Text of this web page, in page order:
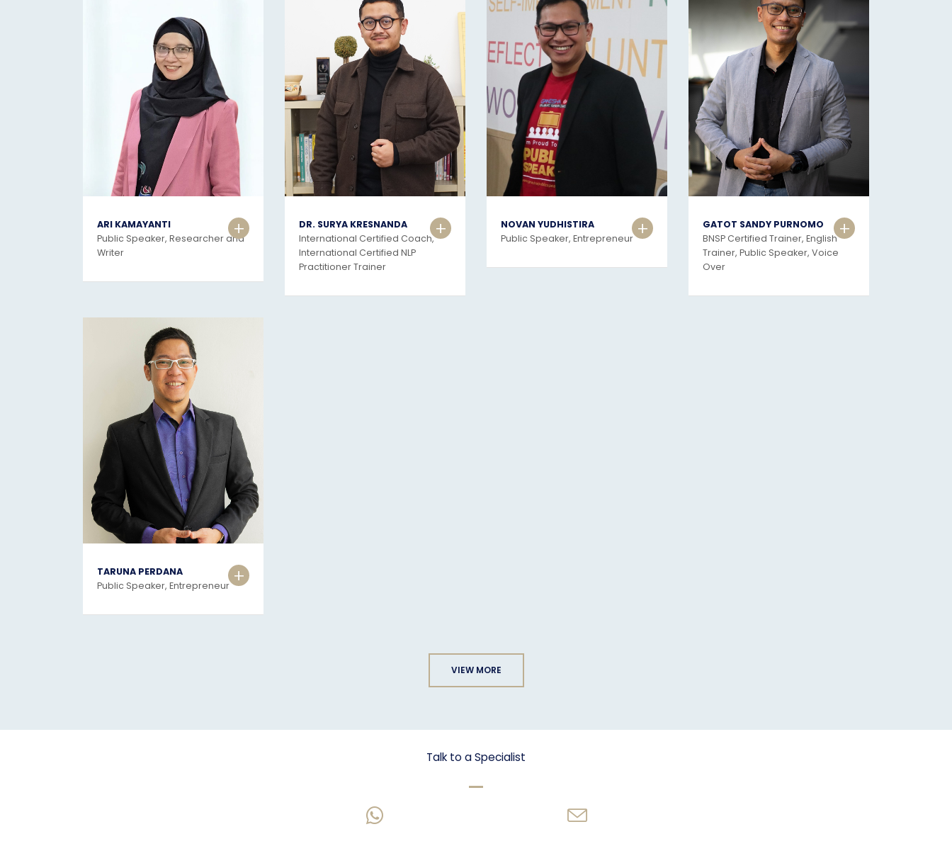
ARI KAMAYANTI
Public Speaker, Researcher and
Writer
+
DR. SURYA KRESNANDA
International Certified Coach,
International Certified NLP
Practitioner Trainer
+
NOVAN YUDHISTIRA
Public Speaker, Entrepreneur +
GATOT SANDY PURNOMO
BNSP Certified Trainer, English
Trainer, Public Speaker, Voice
Over
+
TARUNA PERDANA
Public Speaker, Entrepreneur +
VIEW MORE
Let's talk Business
Talk to a Specialist